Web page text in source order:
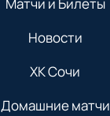
Матчи и Билеты
Новости
ХК Сочи
Домашние матчи